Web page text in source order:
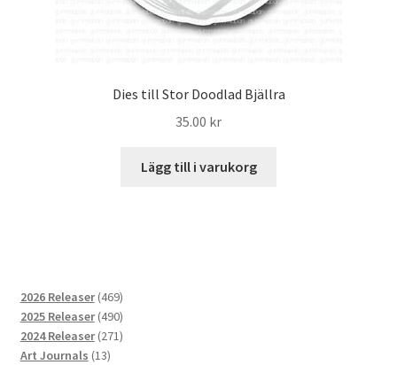
Dies till Stor Doodlad Bjällra
35.00 kr
Lägg till i varukorg
2026 Releaser 469469
produkter
2025 Releaser 490490
produkter
2024 Releaser 271271
Art Journals 1313